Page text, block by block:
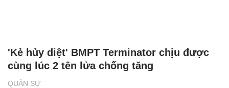
QUÂN SỰ
'Kẻ hủy diệt' BMPT Terminator chịu được
cùng lúc 2 tên lửa chống tăng